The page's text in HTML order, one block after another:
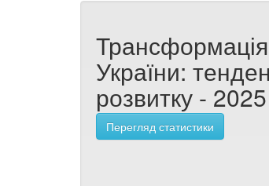
України:
розвитку - 2025
Перегляд статистики